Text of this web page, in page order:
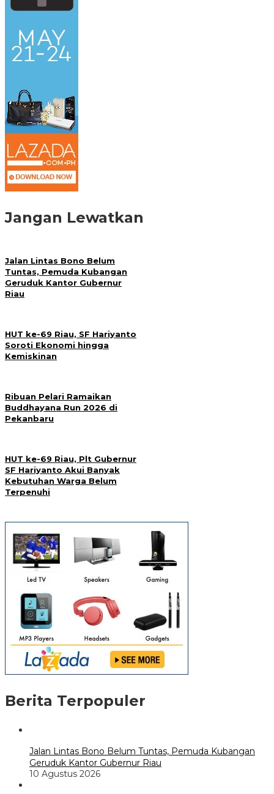
Jangan Lewatkan
Jalan Lintas Bono Belum
Tuntas, Pemuda Kubangan
Geruduk Kantor Gubernur
Riau
HUT ke-69 Riau, SF Hariyanto
Soroti Ekonomi hingga
Kemiskinan
Ribuan Pelari Ramaikan
Buddhayana Run 2026 di
Pekanbaru
HUT ke-69 Riau, Plt Gubernur
SF Hariyanto Akui Banyak
Kebutuhan Warga Belum
Terpenuhi
Berita Terpopuler
Jalan Lintas Bono Belum Tuntas, Pemuda Kubangan
Geruduk Kantor Gubernur Riau
10 Agustus 2026